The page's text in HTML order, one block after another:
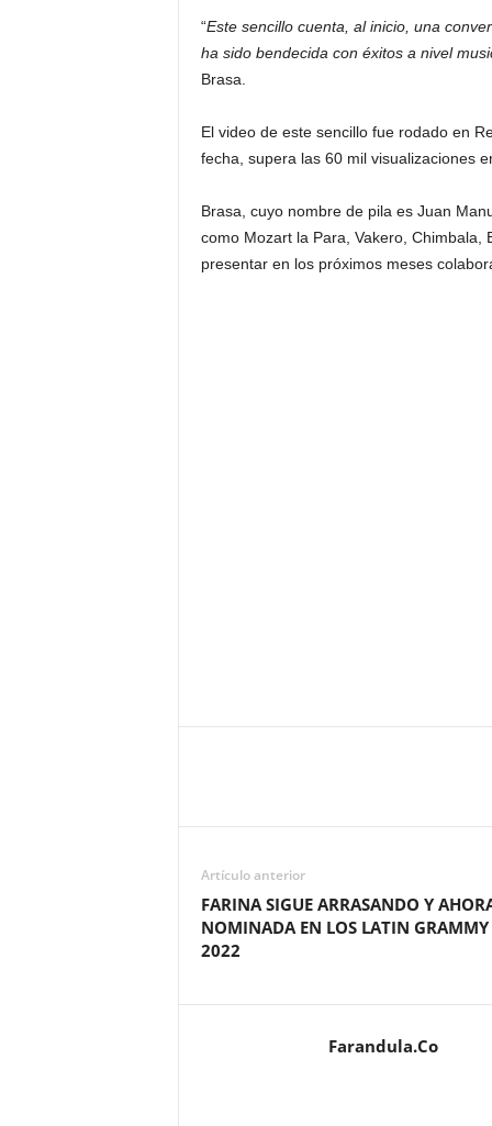
“Este sencillo cuenta, al inicio, una
ha sido bendecida con éxitos a nivel
Brasa.
El video de este sencillo fue rodado en
fecha, supera las 60 mil visualizaciones
Brasa, cuyo nombre de pila es Juan
como Mozart la Para, Vakero,
presentar en los próximos meses
Artículo anterior
FARINA SIGUE ARRASANDO Y
NOMINADA EN LOS LATIN GRAMMY
2022
Farandula.Co